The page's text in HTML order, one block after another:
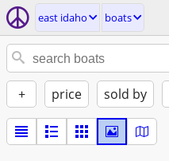
east idaho boats
+ price sold by